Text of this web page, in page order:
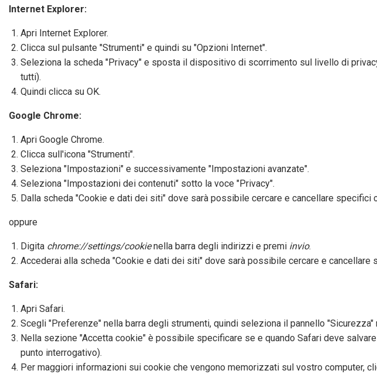
Internet Explorer:
Apri Internet Explorer.
Clicca sul pulsante "Strumenti" e quindi su "Opzioni Internet".
Seleziona la scheda "Privacy" e sposta il dispositivo di scorrimento sul livello di
tutti).
Quindi clicca su OK.
Google Chrome:
Apri Google Chrome.
Clicca sull'icona "Strumenti".
Seleziona "Impostazioni" e successivamente "Impostazioni avanzate".
Seleziona "Impostazioni dei contenuti" sotto la voce "Privacy".
Dalla scheda "Cookie e dati dei siti" dove sarà possibile cercare e cancellare specifici
oppure
Digita chrome://settings/cookienella barra degli indirizzi e premi invio.
Accederai alla scheda "Cookie e dati dei siti" dove sarà possibile cercare e cancellare
Safari:
Apri Safari.
Scegli "Preferenze" nella barra degli strumenti, quindi seleziona il pannello
Nella sezione "Accetta cookie" è possibile specificare se e quando Safari deve
punto interrogativo).
Per maggiori informazioni sui cookie che vengono memorizzati sul vostro computer,